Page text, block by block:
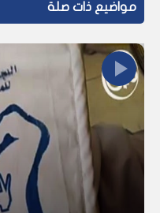
مواضيع ذات صلة